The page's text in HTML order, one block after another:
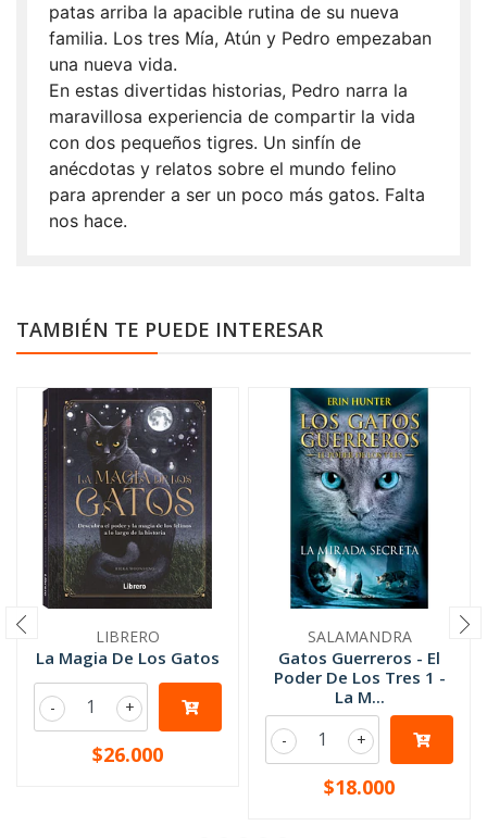
patas arriba la apacible rutina de su nueva
familia. Los tres Mía, Atún y Pedro empezaban
una nueva vida.
En estas divertidas historias, Pedro narra la
maravillosa experiencia de compartir la vida
con dos pequeños tigres. Un sinfín de
anécdotas y relatos sobre el mundo felino
para aprender a ser un poco más gatos. Falta
nos hace.
TAMBIÉN TE PUEDE INTERESAR
LIBRERO
La Magia De Los Gatos
+
-
$26.000
SALAMANDRA
Gatos Guerreros - El
Poder De Los Tres 1 -
La M...
+
-
$18.000